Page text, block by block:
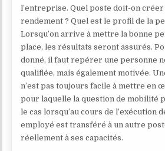
l’entreprise. Quel poste doit-on
rendement ? Quel est le profil de la
Lorsqu’on arrive à mettre la bonne
place, les résultats seront assurés.
donné, il faut repérer une personne
qualifiée, mais également motivée.
n’est pas toujours facile à mettre en
pour laquelle la question de mobilité
le cas lorsqu’au cours de l’exécution
employé est transféré à un autre
réellement à ses capacités.